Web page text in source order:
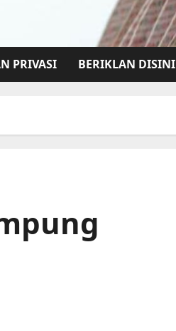
PRIVASI BERIKLAN DISINI